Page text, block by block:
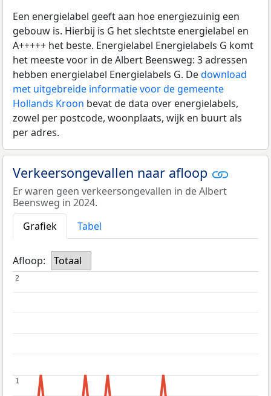
Een energielabel geeft aan hoe energiezuinig een
gebouw is. Hierbij is G het slechtste energielabel en
A+++++ het beste. Energielabel Energielabels G komt
het meeste voor in de Albert Beensweg: 3 adressen
hebben energielabel Energielabels G. Dedownload
met uitgebreide informatie voor de gemeente
Hollands Kroon bevat de data over energielabels,
zowel per postcode, woonplaats, wijk en buurt als
per adres.
Verkeersongevallen naar afloop
Er waren geen verkeersongevallen in de Albert
Beensweg in 2024.
Grafiek
Tabel
Afloop: Totaal
1
1
2
2